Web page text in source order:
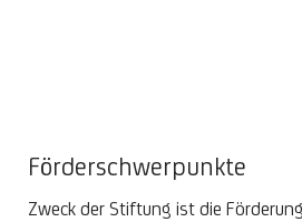
Förderschwerpunkte
Zweck der Stiftung ist die